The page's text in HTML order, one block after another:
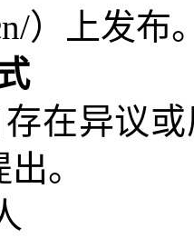
）上发布
在异议
。